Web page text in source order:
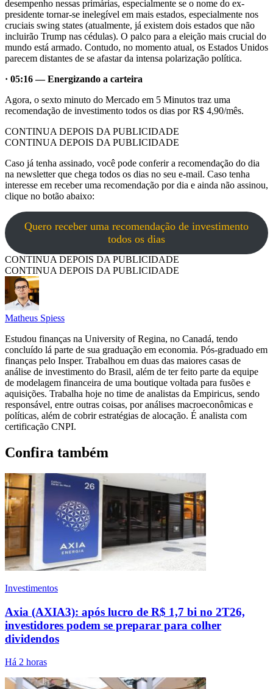
desempenho nessas primárias, especialmente se o nome do ex-
presidente tornar-se inelegível em mais estados, especialmente nos
cruciais swing states (atualmente, já existem dois estados que não
incluirão Trump nas cédulas). O palco para a eleição mais crucial do
mundo está armado. Contudo, no momento atual, os Estados Unidos
parecem distantes de se afastar da intensa polarização política.
· 05:16 — Energizando a carteira
Agora, o sexto minuto do Mercado em 5 Minutos traz uma
recomendação de investimento todos os dias por R$ 4,90/mês.
CONTINUA DEPOIS DA PUBLICIDADE
CONTINUA DEPOIS DA PUBLICIDADE
Caso já tenha assinado, você pode conferir a recomendação do dia
na newsletter que chega todos os dias no seu e-mail. Caso tenha
interesse em receber uma recomendação por dia e ainda não assinou,
clique no botão abaixo:
Quero receber uma recomendação de investimento
todos os dias
CONTINUA DEPOIS DA PUBLICIDADE
CONTINUA DEPOIS DA PUBLICIDADE
Matheus Spiess
Estudou finanças na University of Regina, no Canadá, tendo
concluído lá parte de sua graduação em economia. Pós-graduado em
finanças pelo Insper. Trabalhou em duas das maiores casas de
análise de investimento do Brasil, além de ter feito parte da equipe
de modelagem financeira de uma boutique voltada para fusões e
aquisições. Trabalha hoje no time de analistas da Empiricus, sendo
responsável, entre outras coisas, por análises macroeconômicas e
políticas, além de cobrir estratégias de alocação. É analista com
certificação CNPI.
Confira também
Investimentos
Axia (AXIA3): após lucro de R$ 1,7 bi no 2T26,
investidores podem se preparar para colher
dividendos
Há 2 horas